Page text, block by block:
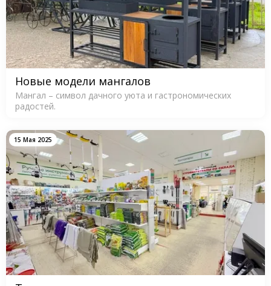
Новые модели мангалов
Мангал – символ дачного уюта и гастрономических
радостей.
15 Мая 2025